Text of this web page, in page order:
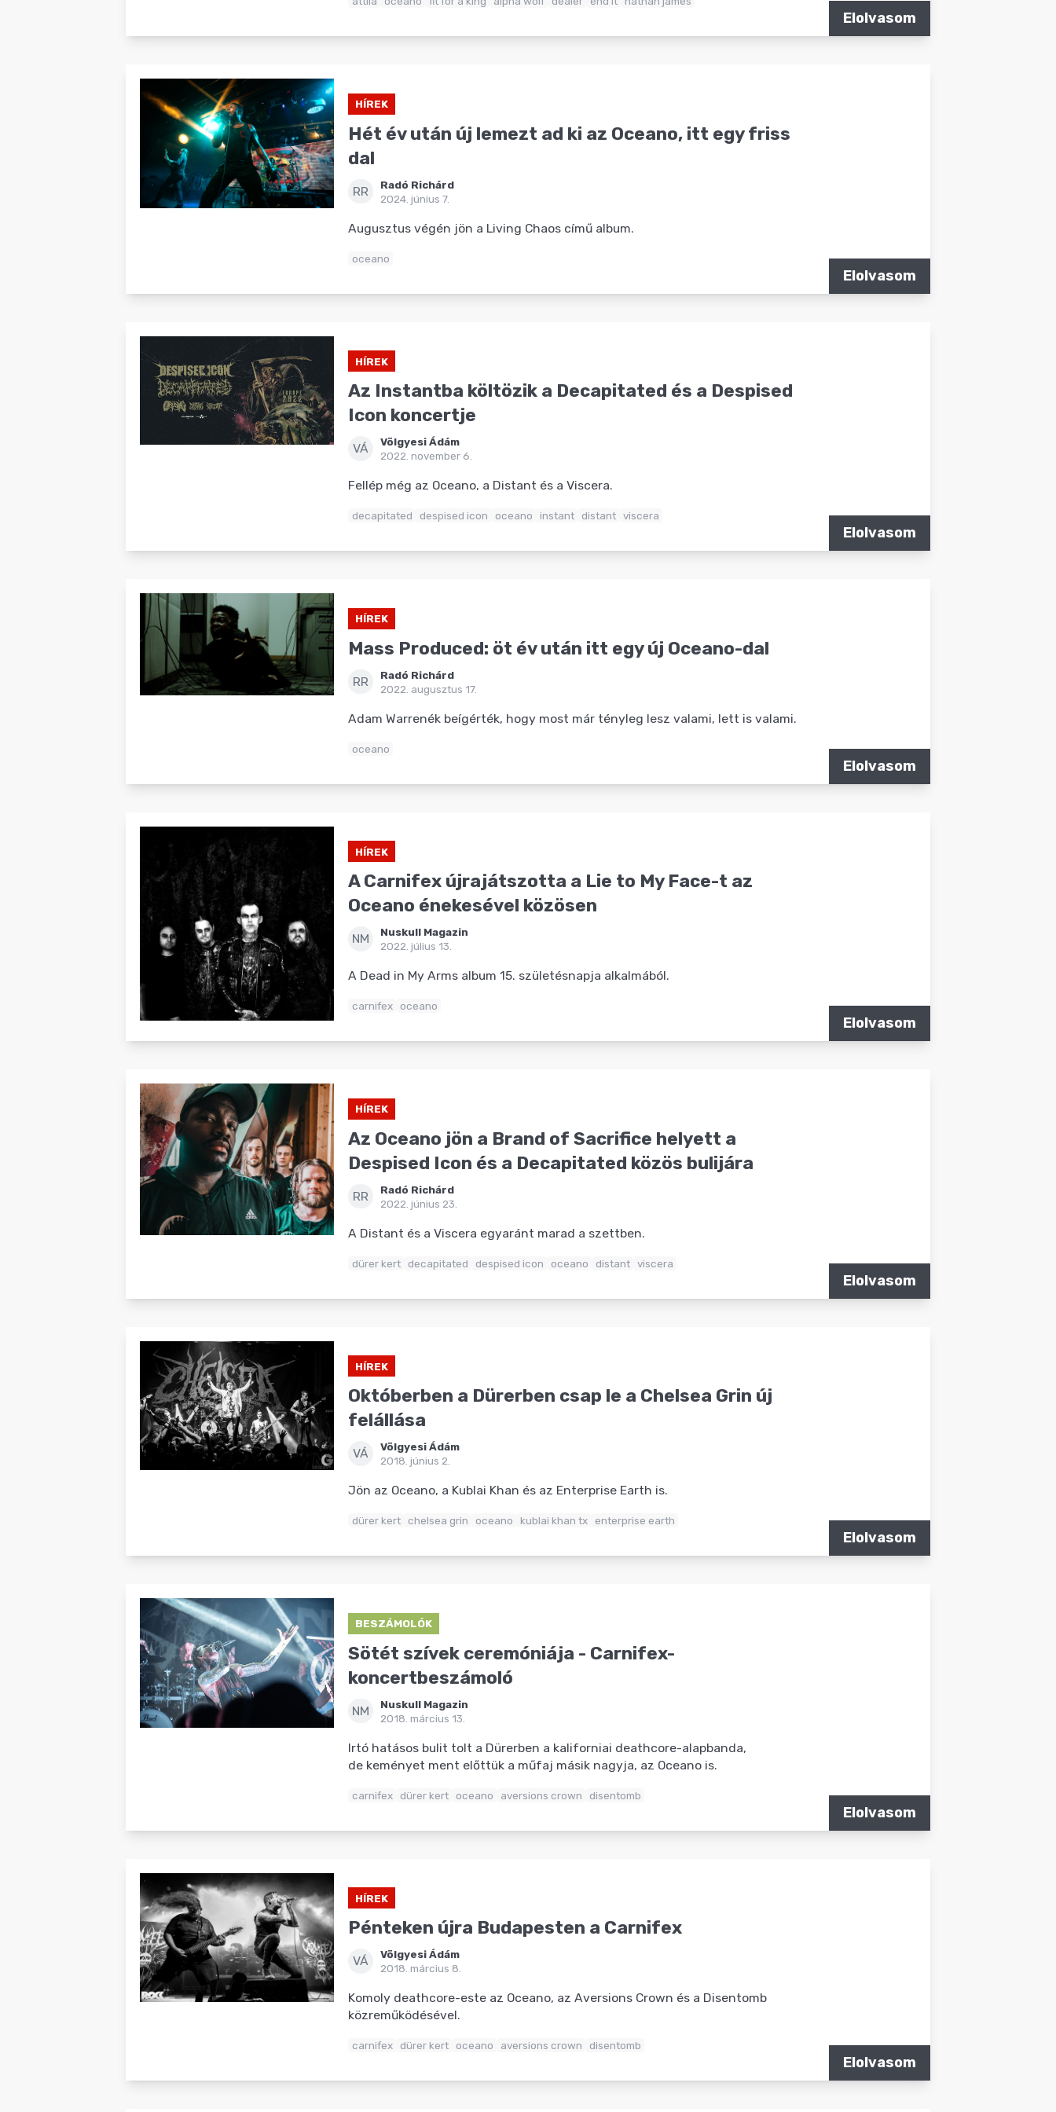
Elolvasom
HÍREK
Hét év után új lemezt ad ki az Oceano, itt egy friss
dal
RR
Radó Richárd
2024. június 7.
Augusztus végén jön a Living Chaos című album.
oceano
Elolvasom
HÍREK
Az Instantba költözik a Decapitated és a Despised
Icon koncertje
VÁ
Völgyesi Ádám
2022. november 6.
Fellép még az Oceano, a Distant és a Viscera.
decapitated despised icon oceano instant distant viscera
Elolvasom
HÍREK
Mass Produced: öt év után itt egy új Oceano-dal
RR
Radó Richárd
2022. augusztus 17.
Adam Warrenék beígérték, hogy most már tényleg lesz valami, lett is valami.
oceano
Elolvasom
HÍREK
A Carnifex újrajátszotta a Lie to My Face-t az
Oceano énekesével közösen
NM
Nuskull Magazin
2022. július 13.
A Dead in My Arms album 15. születésnapja alkalmából.
carnifex oceano
Elolvasom
HÍREK
Az Oceano jön a Brand of Sacrifice helyett a
Despised Icon és a Decapitated közös bulijára
RR
Radó Richárd
2022. június 23.
A Distant és a Viscera egyaránt marad a szettben.
dürer kert decapitated despised icon oceano distant viscera
Elolvasom
HÍREK
Októberben a Dürerben csap le a Chelsea Grin új
felállása
VÁ
Völgyesi Ádám
2018. június 2.
Jön az Oceano, a Kublai Khan és az Enterprise Earth is.
dürer kert chelsea grin oceano kublai khan tx enterprise earth
Elolvasom
BESZÁMOLÓK
Sötét szívek ceremóniája - Carnifex-
koncertbeszámoló
NM
Nuskull Magazin
2018. március 13.
Irtó hatásos bulit tolt a Dürerben a kaliforniai deathcore-alapbanda,
de keményet ment előttük a műfaj másik nagyja, az Oceano is.
carnifex dürer kert oceano aversions crown disentomb
Elolvasom
HÍREK
Pénteken újra Budapesten a Carnifex
VÁ
Völgyesi Ádám
2018. március 8.
Komoly deathcore-este az Oceano, az Aversions Crown és a Disentomb
közreműködésével.
carnifex dürer kert oceano aversions crown disentomb
Elolvasom